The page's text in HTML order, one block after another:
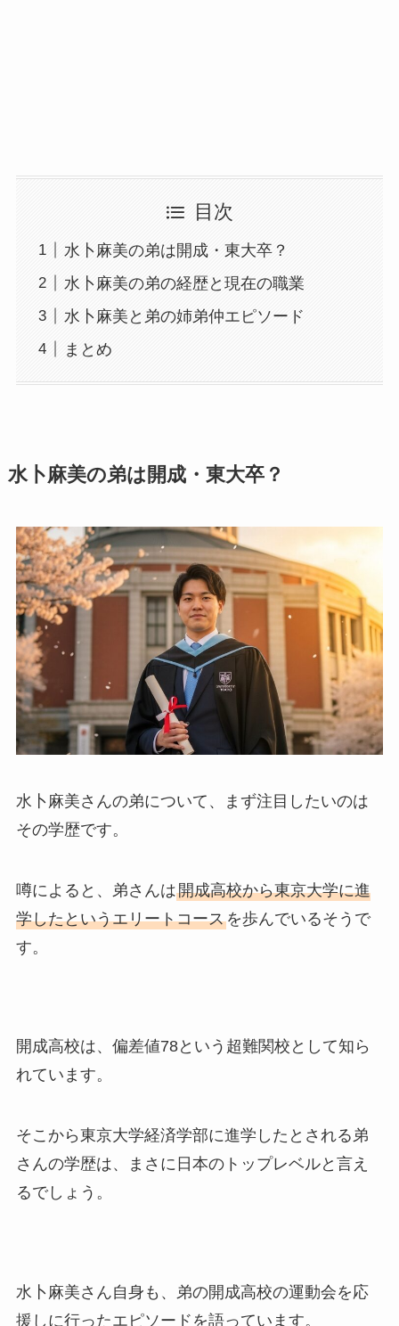
目次
水卜麻美の弟は開成・東大卒？
水卜麻美の弟の経歴と現在の職業
水卜麻美と弟の姉弟仲エピソード
まとめ
水卜麻美の弟は開成・東大卒？
水卜麻美さんの弟について、まず注目したいのは
その学歴です。
噂によると、弟さんは開成高校から東京大学に進
学したというエリートコースを歩んでいるそうで
す。
開成高校は、偏差値78という超難関校として知ら
れています。
そこから東京大学経済学部に進学したとされる弟
さんの学歴は、まさに日本のトップレベルと言え
るでしょう。
水卜麻美さん自身も、弟の開成高校の運動会を応
援しに行ったエピソードを語っています。